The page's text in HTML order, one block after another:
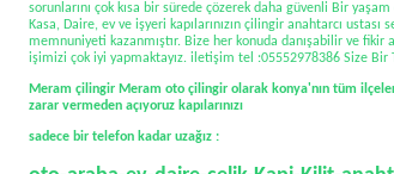
sorunlarını çok kısa bir sürede çözerek daha güvenli Bir
Kasa, Daire, ev ve işyeri kapılarınızın çilingir anahtarcı
memnuniyeti kazanmıştır. Bize her konuda danışabilir ve
işimizi çok iyi yapmaktayız. iletişim tel :05552978386 Size Bir
Meram çilingir Meram oto çilingir olarak konya'nın tüm
zarar vermeden açıyoruz kapılarınızı
sadece bir telefon kadar uzağız :